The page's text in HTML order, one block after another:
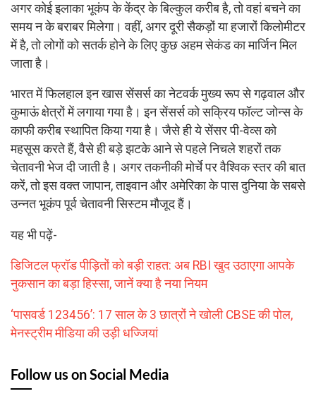
अगर कोई इलाका भूकंप के केंद्र के बिल्कुल करीब है, तो वहां बचने का
समय न के बराबर मिलेगा। वहीं, अगर दूरी सैकड़ों या हजारों किलोमीटर
में है, तो लोगों को सतर्क होने के लिए कुछ अहम सेकंड का मार्जिन मिल
जाता है।
भारत में फिलहाल इन खास सेंसर्स का नेटवर्क मुख्य रूप से गढ़वाल और
कुमाऊं क्षेत्रों में लगाया गया है। इन सेंसर्स को सक्रिय फॉल्ट जोन्स के
काफी करीब स्थापित किया गया है। जैसे ही ये सेंसर पी-वेव्स को
महसूस करते हैं, वैसे ही बड़े झटके आने से पहले निचले शहरों तक
चेतावनी भेज दी जाती है। अगर तकनीकी मोर्चे पर वैश्विक स्तर की बात
करें, तो इस वक्त जापान, ताइवान और अमेरिका के पास दुनिया के सबसे
उन्नत भूकंप पूर्व चेतावनी सिस्टम मौजूद हैं।
यह भी पढ़ें-
डिजिटल फ्रॉड पीड़ितों को बड़ी राहत: अब RBI खुद उठाएगा आपके
नुकसान का बड़ा हिस्सा, जानें क्या है नया नियम
‘पासवर्ड 123456’: 17 साल के 3 छात्रों ने खोली CBSE की पोल,
मेनस्ट्रीम मीडिया की उड़ी धज्जियां
Follow us on Social Media